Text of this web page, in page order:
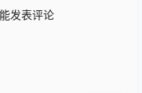
发表评论